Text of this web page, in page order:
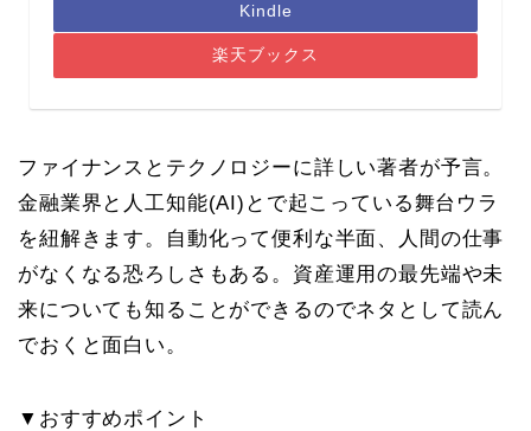
Kindle
楽天ブックス
ファイナンスとテクノロジーに詳しい著者が予言。
金融業界と人工知能(AI)とで起こっている舞台ウラ
を紐解きます。自動化って便利な半面、人間の仕事
がなくなる恐ろしさもある。資産運用の最先端や未
来についても知ることができるのでネタとして読ん
でおくと面白い。
▼おすすめポイント